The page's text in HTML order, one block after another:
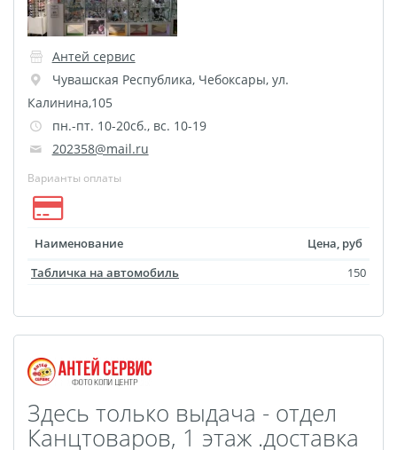
Фотокарточки в стиле
Полароид
Игрушки с фото
Гирлянды с фото
Календарь магнитный
Термокружки
Грамоты
Благодарности
Листовки
Флаеры
Сертификаты
Антей сервис
Чувашская Республика, Чебоксары, ул.
Калинина,105
пн.-пт. 10-20сб., вс. 10-19
202358@mail.ru
Варианты оплаты
Наименование
Цена, руб
Табличка на автомобиль
150
Здесь только выдача - отдел
Канцтоваров, 1 этаж .доставка